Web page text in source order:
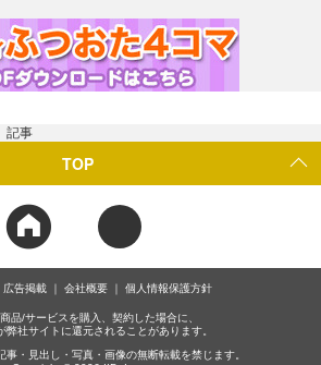
記事
TOP
広告掲載 会社概要 個人情報保護方針
品/サービスを購入、契約した場合に、
弊社サイトに還元されることがあります。
事・見出し・写真・画像の無断転載を禁じます。